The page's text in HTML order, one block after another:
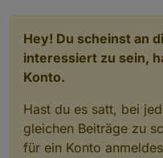
und false als
Hey! Du scheinst an
interessiert zu sein,
Konto.
Hast du es satt, bei
gleichen Beiträge zu
für ein Konto